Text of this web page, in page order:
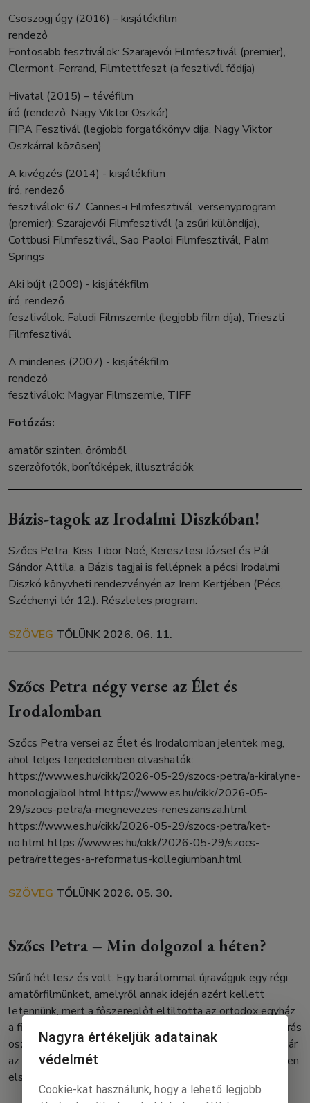
Csoszogj úgy (2016) – kisjátékfilm
rendező
Fontosabb fesztiválok: Szarajevói Filmfesztivál (premier),
Clermont-Ferrand, Filmtettfeszt (a fesztivál fődíja)
Hivatal (2015) – tévéfilm
író (rendező: Nagy Viktor Oszkár)
FIPA Fesztivál (legjobb forgatókönyv díja, Nagy Viktor
Oszkárral közösen)
A kivégzés (2014) - kisjátékfilm
író, rendező
fesztiválok: 67. Cannes-i Filmfesztivál, versenyprogram
(premier); Szarajevói Filmfesztivál (a zsűri különdíja),
Cottbusi Filmfesztivál, Sao Paoloi Filmfesztivál, Palm
Springs
Aki bújt (2009) - kisjátékfilm
író, rendező
fesztiválok: Faludi Filmszemle (legjobb film díja), Trieszti
Filmfesztivál
A mindenes (2007) - kisjátékfilm
rendező
fesztiválok: Magyar Filmszemle, TIFF
Fotózás:
amatőr szinten, örömből
szerzőfotók, borítóképek, illusztrációk
Bázis-tagok az Irodalmi Diszkóban!
Szőcs Petra, Kiss Tibor Noé, Keresztesi József és Pál
Sándor Attila, a Bázis tagjai is fellépnek a pécsi Irodalmi
Diszkó könyvheti rendezvényén az Irem Kertjében (Pécs,
Széchenyi tér 12.). Részletes program:
SZÖVEG TŐLÜNK2026. 06. 11.
Szőcs Petra négy verse az Élet és
Irodalomban
Szőcs Petra versei az Élet és Irodalomban jelentek meg,
ahol teljes terjedelemben olvashatók:
https://www.es.hu/cikk/2026-05-29/szocs-petra/a-kiralyne-
monologjaibol.html https://www.es.hu/cikk/2026-05-
29/szocs-petra/a-megnevezes-reneszansza.html
https://www.es.hu/cikk/2026-05-29/szocs-petra/ket-
no.html https://www.es.hu/cikk/2026-05-29/szocs-
petra/retteges-a-reformatus-kollegiumban.html
SZÖVEG TŐLÜNK2026. 05. 30.
Szőcs Petra – Min dolgozol a héten?
Sűrű hét lesz és volt. Egy barátommal újravágjuk egy régi
amatőrfilmünket, amelyről annak idején azért kellett
letennünk, mert a főszereplőt eltiltotta az ortodox egyház
a filmezéstől. A FreeSZFE-n pedig éppen vizsgahét van, írás
osztályunk harmadik féléves munkáit olvassuk, a vizsga már
az új helyszínen zajlik, a Szabolcs utcai Freedomban. Közben
elsős iskolacsalogatókra járok, lélekölő. Ma […]
Nagyra értékeljük adatainak
védelmét
Cookie-kat használunk, hogy a lehető legjobb